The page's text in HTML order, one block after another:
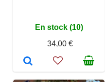
En stock (10)
34,00 €